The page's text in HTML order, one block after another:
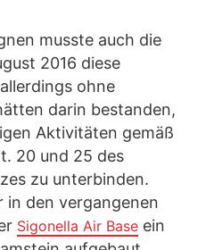
musste auch die
2016 diese
ohne
darin bestanden,
Aktivitäten gemäß
20 und 25 des
zu unterbinden.
in den vergangenen
Sigonella Air Base ein